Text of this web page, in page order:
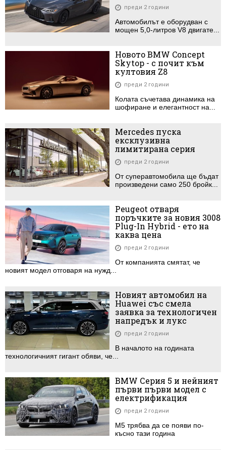
преди 2 години
Автомобилът е оборудван с
мощен 5,0-литров V8 двигате...
Новото BMW Concept
Skytop - с почит към
култовия Z8
преди 2 години
Колата съчетава динамика на
шофиране и елегантност на...
Mercedes пуска
ексклузивна
лимитирана серия
преди 2 години
От суперавтомобила ще бъдат
произведени само 250 бройк...
Peugeot отваря
поръчките за новия 3008
Plug-In Hybrid - ето на
каква цена
преди 2 години
От компанията смятат, че
новият модел отговаря на нужд...
Новият автомобил на
Huawei със смела
заявка за технологичен
напредък и лукс
преди 2 години
В началото на годината
технологичният гигант обяви, че...
BMW Серия 5 и нейният
първи първи модел с
електрификация
преди 2 години
М5 трябва да се появи по-
късно тази година